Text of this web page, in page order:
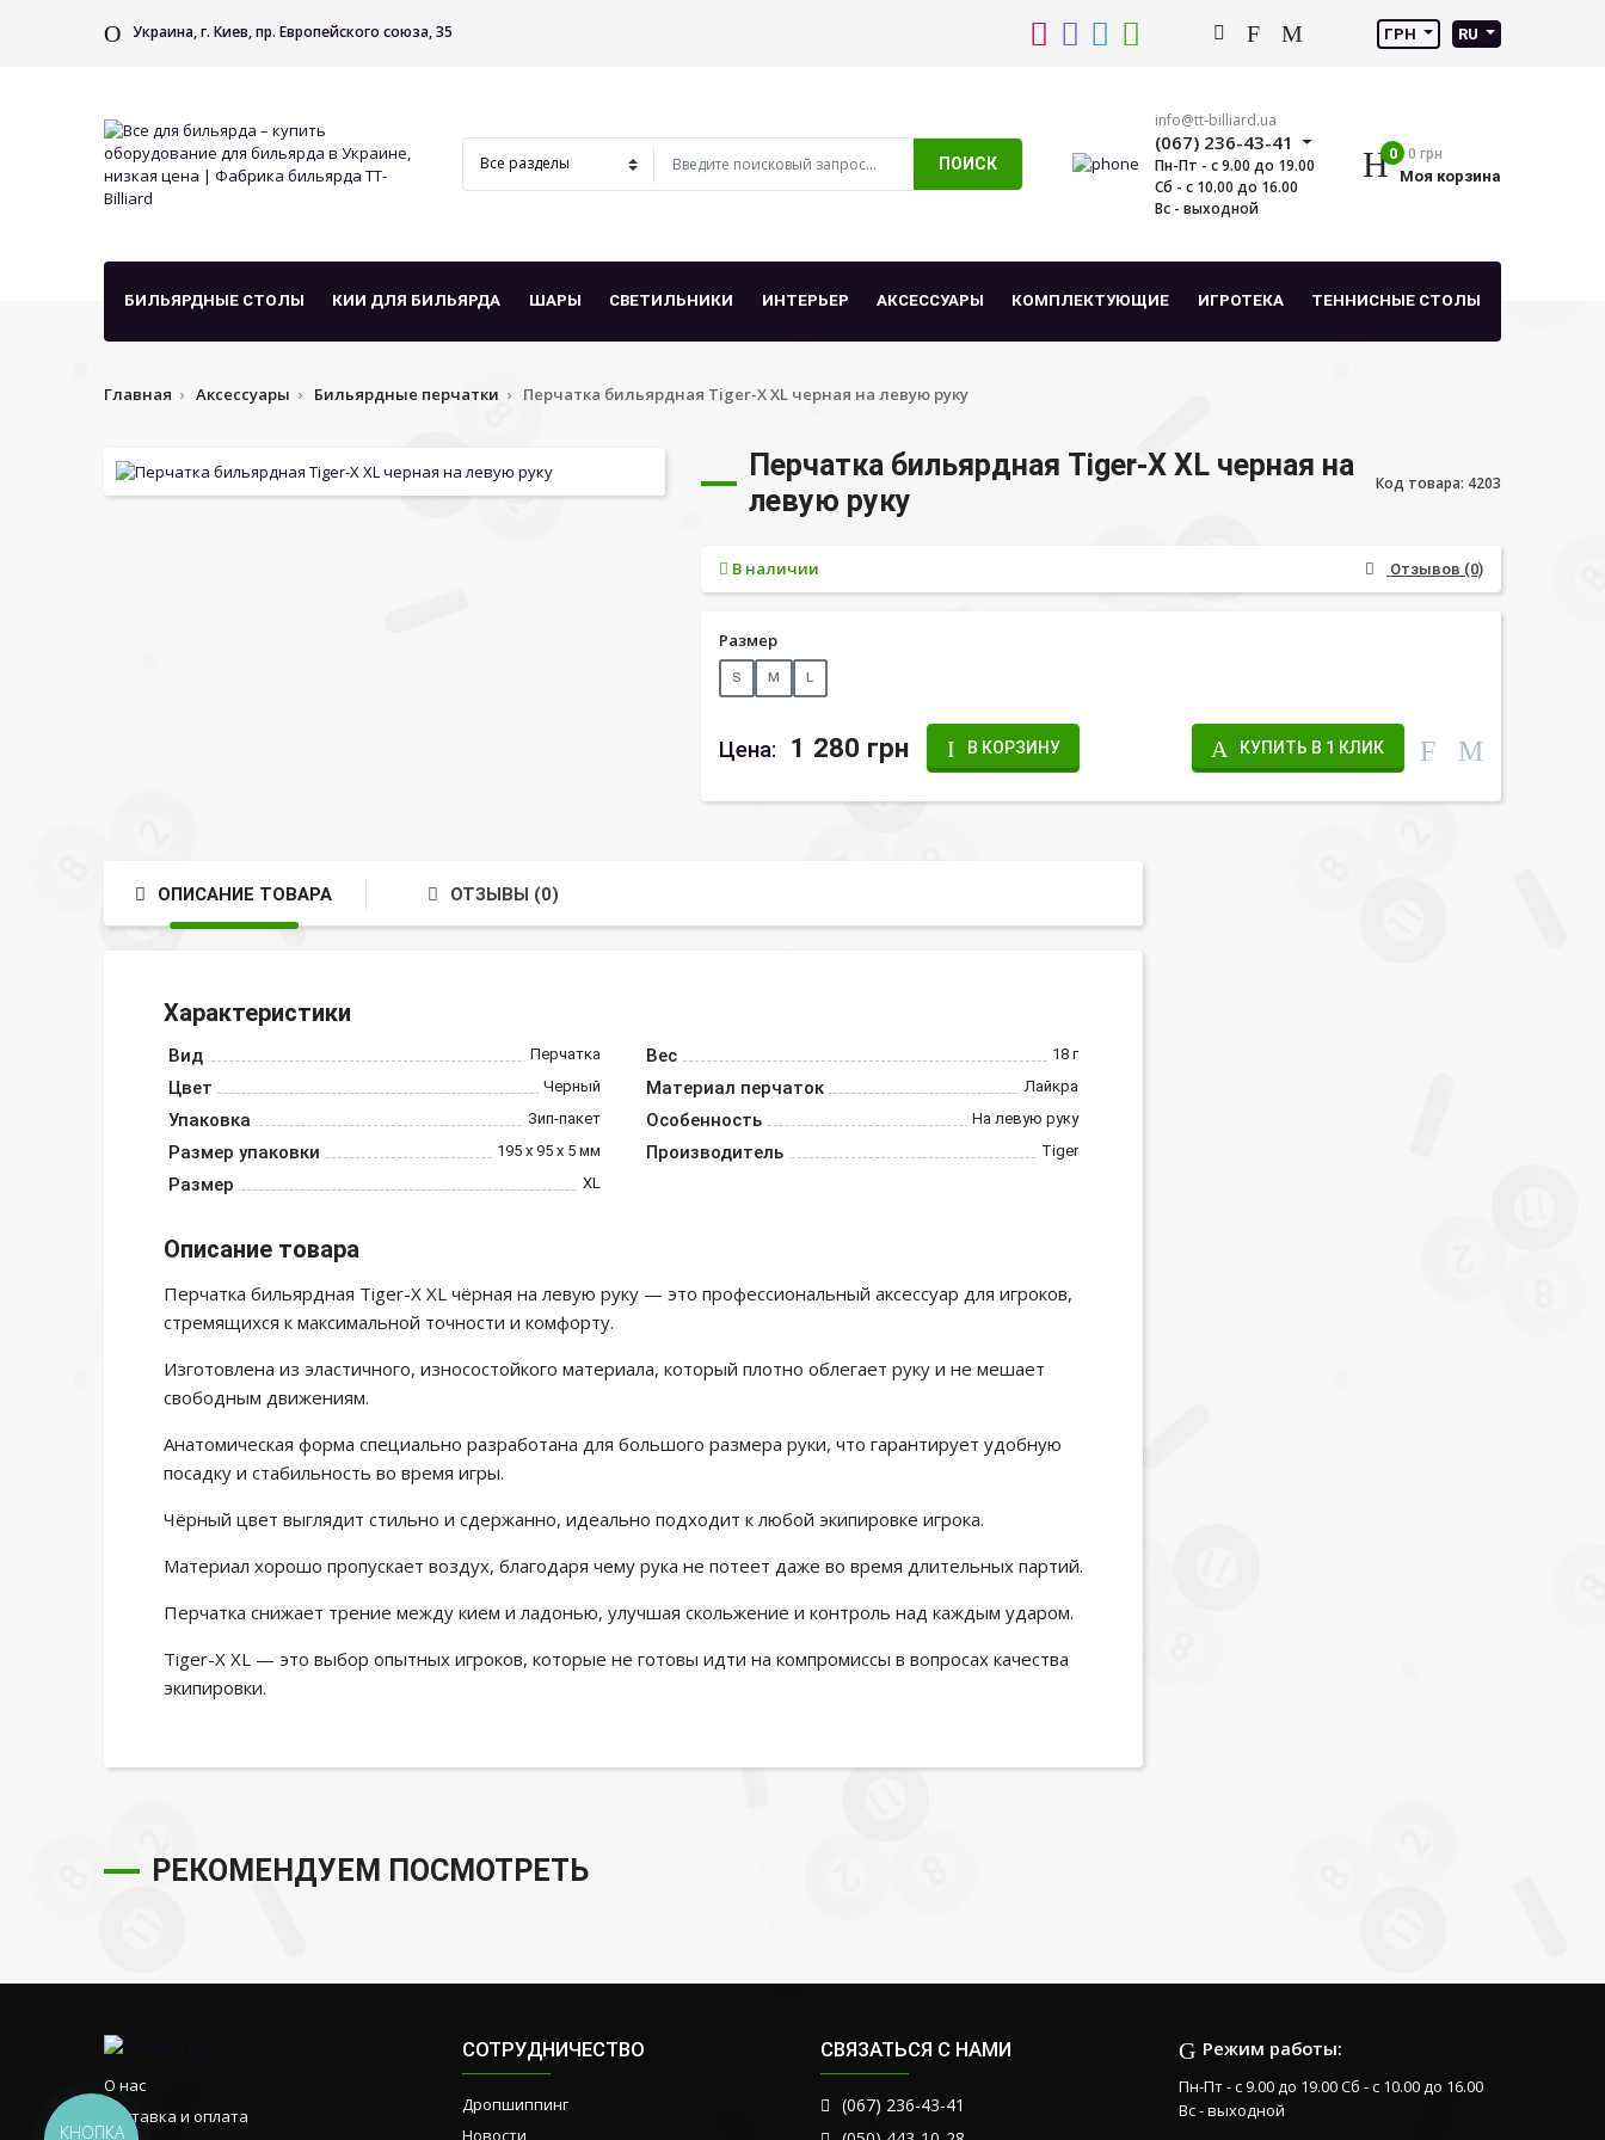
Украина, г. Киев, пр. Европейского союза, 35 ГРН RU
ПОИСК
info@tt-billiard.ua
(067) 236-43-41
Пн-Пт - с 9.00 до 19.00
Сб - с 10.00 до 16.00
Вс - выходной
0 0 грн
Моя корзина
БИЛЬЯРДНЫЕ СТОЛЫ КИИ ДЛЯ БИЛЬЯРДА ШАРЫ СВЕТИЛЬНИКИ ИНТЕРЬЕР АКСЕССУАРЫ КОМПЛЕКТУЮЩИЕ ИГРОТЕКА ТЕННИСНЫЕ СТОЛЫ
Главная Аксессуары Бильярдные перчатки Перчатка бильярдная Tiger-X XL черная на левую руку
Перчатка бильярдная Tiger-X XL черная на
левую руку
Код товара: 4203
В наличии Отзывов (0)
Размер
S M L
Цена: 1 280 грн В КОРЗИНУ КУПИТЬ В 1 КЛИК
ОПИСАНИЕ ТОВАРА ОТЗЫВЫ (0)
Характеристики
Вид Перчатка
Цвет Черный
Упаковка Зип-пакет
Размер упаковки 195 х 95 х 5 мм
Размер XL
Вес 18 г
Материал перчаток Лайкра
Особенность На левую руку
Производитель Tiger
Описание товара
Перчатка бильярдная Tiger-X XL чёрная на левую руку — это профессиональный аксессуар для игроков,
стремящихся к максимальной точности и комфорту.
Изготовлена из эластичного, износостойкого материала, который плотно облегает руку и не мешает
свободным движениям.
Анатомическая форма специально разработана для большого размера руки, что гарантирует удобную
посадку и стабильность во время игры.
Чёрный цвет выглядит стильно и сдержанно, идеально подходит к любой экипировке игрока.
Материал хорошо пропускает воздух, благодаря чему рука не потеет даже во время длительных партий.
Перчатка снижает трение между кием и ладонью, улучшая скольжение и контроль над каждым ударом.
Tiger-X XL — это выбор опытных игроков, которые не готовы идти на компромиссы в вопросах качества
экипировки.
РЕКОМЕНДУЕМ ПОСМОТРЕТЬ
О нас
Доставка и оплата
СОТРУДНИЧЕСТВО
Дропшиппинг
Новости
Режим работы:
Пн-Пт - с 9.00 до 19.00 Сб - с 10.00 до 16.00
Вс - выходной
СВЯЗАТЬСЯ С НАМИ
(067) 236-43-41
КНОПКА